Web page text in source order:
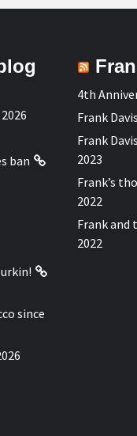
ban
since
4th
Frank
Frank
2023
Frank’s
2022
Frank and
2022